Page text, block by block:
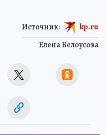
Елена Белоусова
Источник: kp.ru